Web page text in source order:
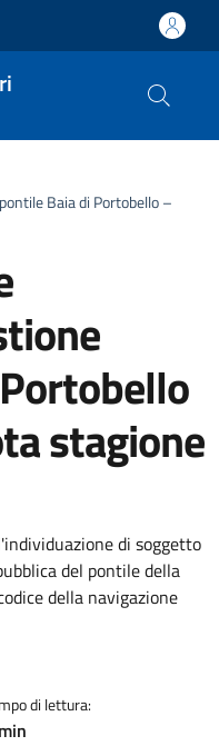
Baia di Portobello –
stagione
di soggetto
del pontile della
della navigazione
di lettura: